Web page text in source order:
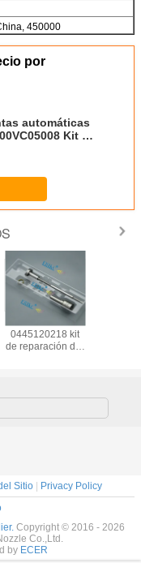
450000
por
automáticas
Kit de
de boxes
0445120218 kit
de reparación del
F00RJ02466
F00RJ01218 para
00V
Sitio|
Privacy Policy
Copyright © 2016 - 2026
Co.,Ltd.
by ECER